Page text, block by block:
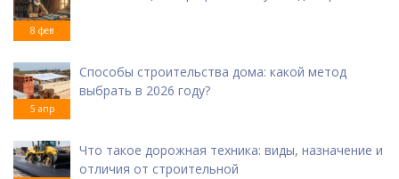
8 фев
5 апр
Способы строительства дома: какой метод
выбрать в 2026 году?
Что такое дорожная техника: виды, назначение и
отличия от строительной